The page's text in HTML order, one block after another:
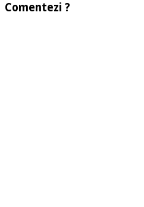
Comentezi ?